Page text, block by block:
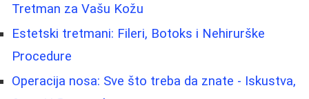
Tretman za Vašu Kožu
Estetski tretmani: Fileri, Botoks i Nehirurške
Procedure
Operacija nosa: Sve što treba da znate - Iskustva,